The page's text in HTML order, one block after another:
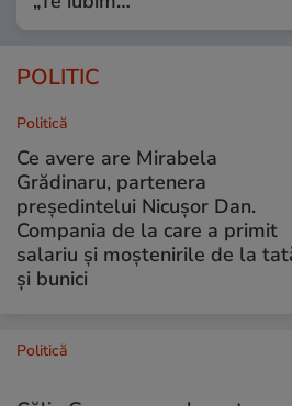
POLITIC
Politică
Ce avere are Mirabela
Grădinaru, partenera
președintelui Nicușor Dan.
Compania de la care a primit
salariu și moștenirile de la
și bunici
Politică